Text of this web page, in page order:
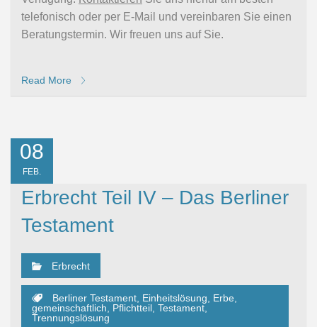
telefonisch oder per E-Mail und vereinbaren Sie einen
Beratungstermin. Wir freuen uns auf Sie.
Read More
08
FEB.
Erbrecht Teil IV – Das Berliner
Testament
Erbrecht
Berliner Testament Einheitslösung Erbe
gemeinschaftlich
Pflichtteil Testament
Trennungslösung